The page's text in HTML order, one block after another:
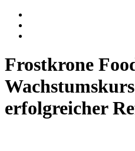
Frostkrone
erfolgreicher